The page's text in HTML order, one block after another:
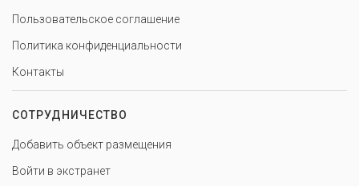
Пользовательское соглашение
Политика конфиденциальности
Контакты
СОТРУДНИЧЕСТВО
Добавить объект размещения
Войти в экстранет